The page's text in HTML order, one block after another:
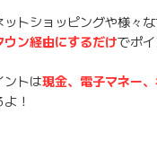
のトラッキング要求」を
クしてから1時間以内に初
とはみなされない場合がご
ットショッピングや様々
ン経由にするだけでポ
ントは現金、電子マネー
！